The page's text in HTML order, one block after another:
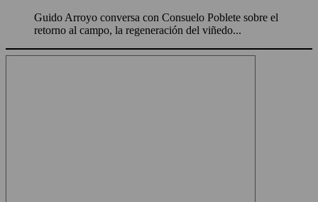
Guido Arroyo conversa con Consuelo Poblete sobre el
retorno al campo, la regeneración del viñedo...